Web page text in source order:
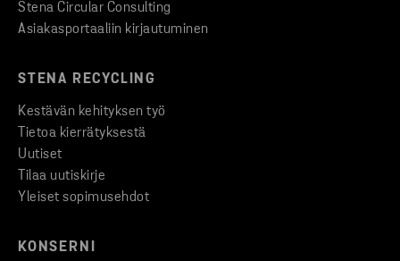
Stena Circular Consulting
Asiakasportaaliin kirjautuminen
STENA RECYCLING
Kestävän kehityksen työ
Tietoa kierrätyksestä
Uutiset
Tilaa uutiskirje
Yleiset sopimusehdot
KONSERNI